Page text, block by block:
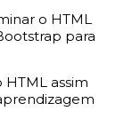
o HTML
para
assim